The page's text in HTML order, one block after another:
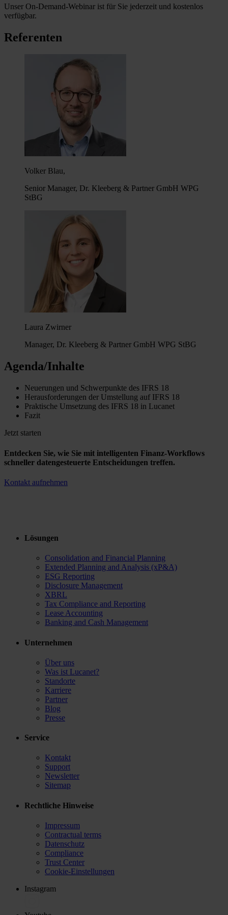
Unser On-Demand-Webinar ist für Sie jederzeit und kostenlos
verfügbar.
Referenten
Volker Blau,
Senior Manager, Dr. Kleeberg & Partner GmbH WPG
StBG
Laura Zwirner
Manager, Dr. Kleeberg & Partner GmbH WPG StBG
Agenda/Inhalte
Neuerungen und Schwerpunkte des IFRS 18
Herausforderungen der Umstellung auf IFRS 18
Praktische Umsetzung des IFRS 18 in Lucanet
Fazit
Jetzt starten
Entdecken Sie, wie Sie mit intelligenten Finanz-Workflows
schneller datengesteuerte Entscheidungen treffen.
Kontakt aufnehmen
Lösungen
Consolidation and Financial Planning
Extended Planning and Analysis (xP&A)
ESG Reporting
Disclosure Management
XBRL
Tax Compliance and Reporting
Lease Accounting
Banking and Cash Management
Unternehmen
Über uns
Was ist Lucanet?
Standorte
Karriere
Partner
Blog
Presse
Service
Kontakt
Support
Newsletter
Sitemap
Rechtliche Hinweise
Impressum
Contractual terms
Datenschutz
Compliance
Trust Center
Cookie-Einstellungen
Instagram